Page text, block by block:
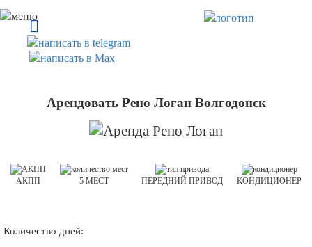
Арендовать Рено Логан Волгодонск
АКПП 5 МЕСТ ПЕРЕДНИЙ ПРИВОД КОНДИЦИОНЕР
Количество дней: